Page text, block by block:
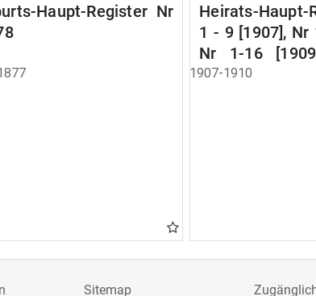
Haupt-Register Nr
Heirats-
1 - 9 [1907], Nr
Nr 1-16
[1910]
1907-1910
Sitemap